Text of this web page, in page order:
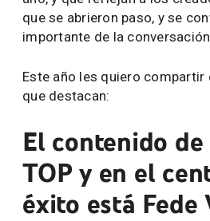
que se abrieron paso, y se
importante de la
Este año les quiero
que destacan:
El contenido
TOP y en el
éxito está Fede